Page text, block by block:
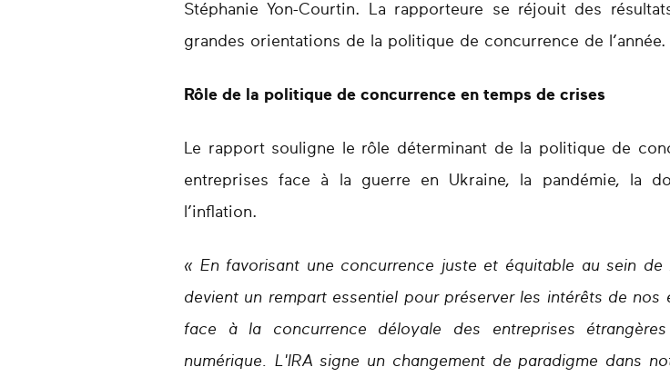
Stéphanie Yon-Courtin. La rapporteure se réjouit des
grandes orientations de la politique de concurrence de l’année.
Rôle de la politique de concurrence en temps de crises
Le rapport souligne le rôle déterminant de la politique de
entreprises face à la guerre en Ukraine, la pandémie, la
l’inflation.
« En favorisant une concurrence juste et équitable au sein
devient un rempart essentiel pour préserver les intérêts de
face à la concurrence déloyale des entreprises
numérique. L'IRA signe un changement de paradigme dans